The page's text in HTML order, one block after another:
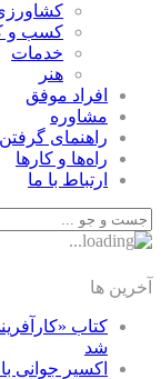
كسب و
خدمات
هنر
افراد موفق
مشاوره
راهنمای
راه‌ها و كارها
ارتباط با ما
آخرین ها
کتاب
شد
اکسیر جوانی